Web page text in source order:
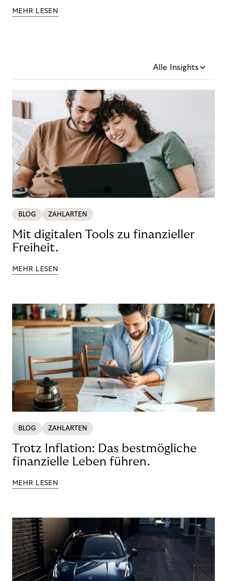
MEHR LESEN
Alle Insights
BLOG ZAHLARTEN
Mit digitalen Tools zu finanzieller
Freiheit.
MEHR LESEN
BLOG ZAHLARTEN
Trotz Inflation: Das bestmögliche
finanzielle Leben führen.
MEHR LESEN